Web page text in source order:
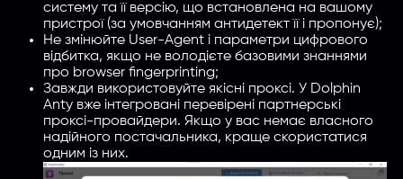
систему та її версію, що встановлена на вашому
пристрої (за умовчанням антидетект її і пропонує);
Не змінюйте User-Agent і параметри цифрового
відбитка, якщо не володієте базовими знаннями
про browser fingerprinting;
Завжди використовуйте якісні проксі. У Dolphin
Anty вже інтегровані перевірені партнерські
проксі-провайдери. Якщо у вас немає власного
надійного постачальника, краще скористатися
одним із них.